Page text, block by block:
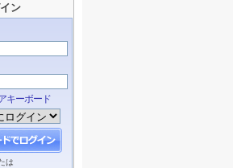
ン
キーボード
は